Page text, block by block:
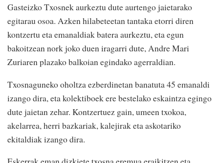
Gasteizko Txosnek aurkeztu dute aurtengo jaietarako
egitarau osoa. Azken hilabeteetan tantaka etorri diren
kontzertu eta emanaldiak batera aurkeztu, eta egun
bakoitzean nork joko duen iragarri dute, Andre Mari
Zuriaren plazako balkoian egindako agerraldian.
Txosnaguneko oholtza ezberdinetan banatuta 45 emanaldi
izango dira, eta kolektiboek ere bestelako eskaintza egingo
dute jaietan zehar. Kontzertuez gain, umeen txokoa,
akelarrea, herri bazkariak, kalejirak eta askotariko
ekitaldiak izango dira.